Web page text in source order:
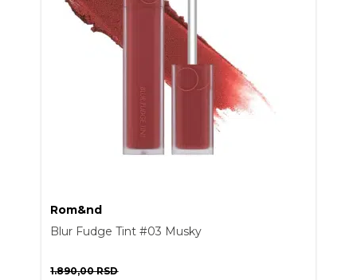
Rom&nd
Blur Fudge Tint #03 Musky
1.890,00RSD